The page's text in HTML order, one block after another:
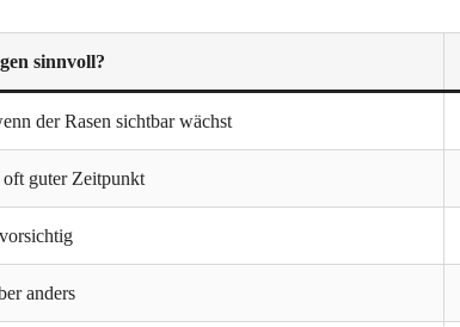
sinnvoll?
der Rasen sichtbar wächst
oft guter Zeitpunkt
anders